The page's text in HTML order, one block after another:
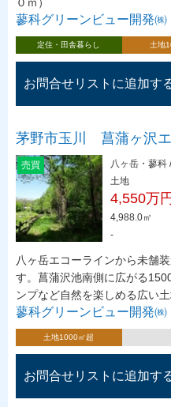
蓼科グリーンビュー開発㈱
定住・田舎暮らし 土地
お問合せリストに追加す
茅野市玉川 菖蒲ヶ沢
売買
八ヶ岳・蓼科
土地
4,550万円
4,988.0㎡
-
八ヶ岳エコーラインから未舗
す。菖蒲沢池南側に広がる
ンプなど自然を楽しめる広い土
蓼科グリーンビュー開発㈱
土地1000㎡超
お問合せリストに追加す